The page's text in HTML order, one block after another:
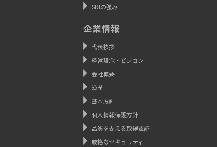
SRIの強み
企業情報
代表挨拶
経営理念・ビジョン
会社概要
沿革
基本方針
個人情報保護方針
品質を支える取得認証
厳格なセキュリティ